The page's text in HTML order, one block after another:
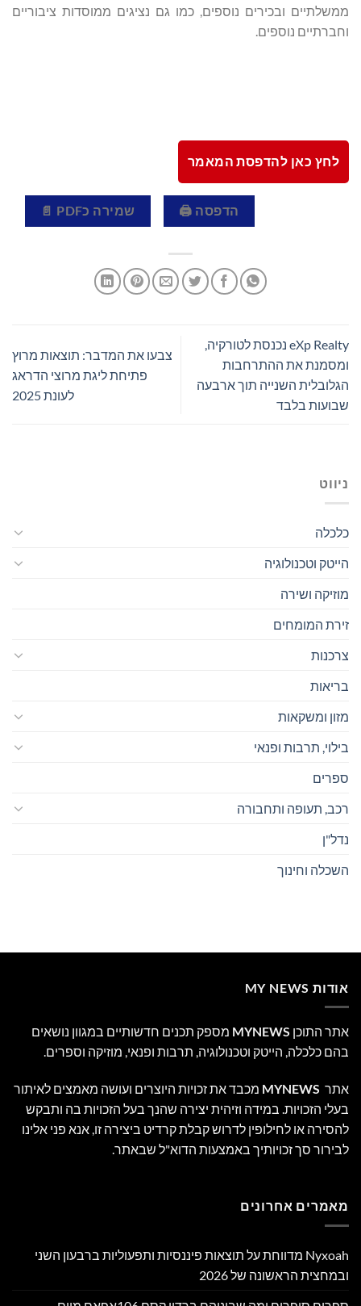
ממשלתיים ובכירים נוספים, כמו גם נציגים ממוסדות ציבוריים
וחברתיים נוספים.
לחץ כאן להדפסת המאמר
הדפסה 🖨 שמירה כPDF 📄
eXp Realty נכנסת לטורקיה,
ומסמנת את ההתרחבות
הגלובלית השנייה תוך ארבעה
שבועות בלבד
צבעו את המדבר: תוצאות מרוץ
פתיחת ליגת מרוצי הדראג
לעונת 2025
ניווט
כלכלה
הייטק וטכנולוגיה
מוזיקה ושירה
זירת המומחים
צרכנות
בריאות
מזון ומשקאות
בילוי, תרבות ופנאי
ספרים
רכב, תעופה ותחבורה
נדל"ן
השכלה וחינוך
אודות MY NEWS
אתר התוכן MYNEWS מספק תכנים חדשותיים במגוון נושאים
בהם כלכלה, הייטק וטכנולוגיה, תרבות ופנאי, מוזיקה וספרים.
אתר MYNEWS מכבד את זכויות היוצרים ועושה מאמצים לאיתור
בעלי הזכויות. במידה וזיהית יצירה שהנך בעל הזכויות בה ותבקש
להסירה או לחילופין לדרוש קבלת קרדיט ביצירה זו, אנא פני אלינו
לבירור סך זכויותיך באמצעות הדוא"ל שבאתר.
מאמרים אחרונים
Nyxoah מדווחת על תוצאות פיננסיות ותפעוליות ברבעון השני
ובמחצית הראשונה של 2026